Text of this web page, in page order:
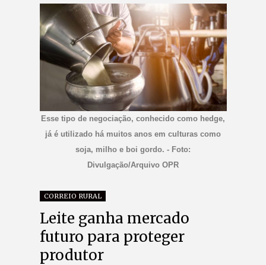
Esse tipo de negociação, conhecido como hedge,
já é utilizado há muitos anos em culturas como
soja, milho e boi gordo. - Foto:
Divulgação/Arquivo OPR
CORREIO RURAL
Leite ganha mercado
futuro para proteger
produtor